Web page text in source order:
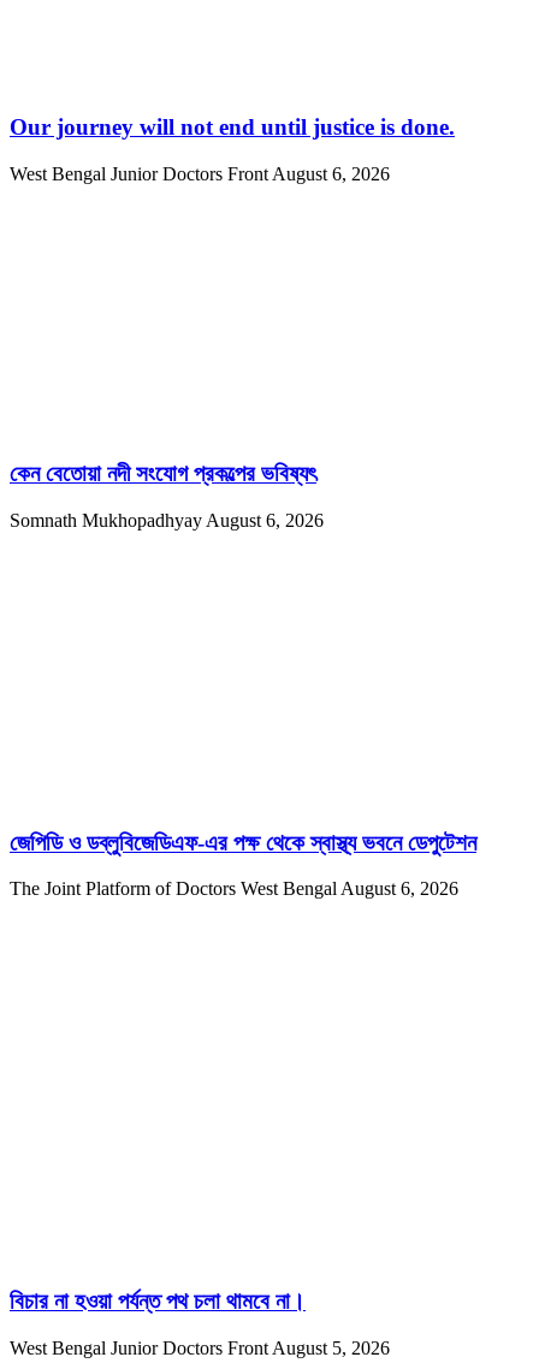
Our journey will not end until justice is done.
West Bengal Junior Doctors Front August 6, 2026
কেন বেতোয়া নদী সংযোগ প্রকল্পের ভবিষ্যৎ
Somnath Mukhopadhyay August 6, 2026
জেপিডি ও ডব্লুবিজেডিএফ-এর পক্ষ থেকে স্বাস্থ্য ভবনে ডেপুটেশন
The Joint Platform of Doctors West BengalAugust 6, 2026
বিচার না হওয়া পর্যন্ত পথ চলা থামবে না।
West Bengal Junior Doctors Front August 5, 2026